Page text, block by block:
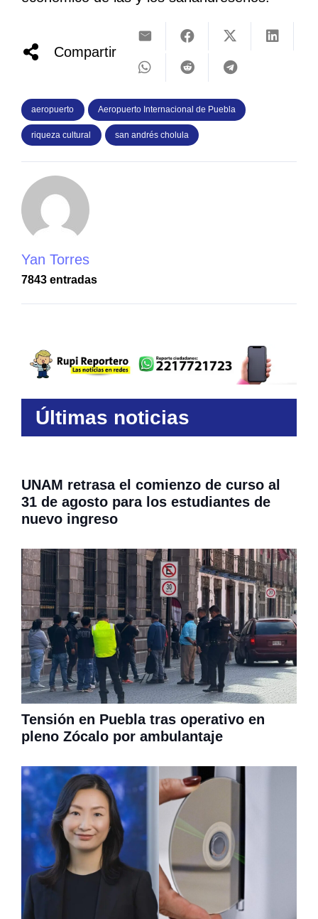
Compartir
aeropuerto Aeropuerto Internacional de Puebla
riqueza cultural san andrés cholula
Yan Torres
7843 entradas
Últimas noticias
UNAM retrasa el comienzo de curso al
31 de agosto para los estudiantes de
nuevo ingreso
Tensión en Puebla tras operativo en
pleno Zócalo por ambulantaje